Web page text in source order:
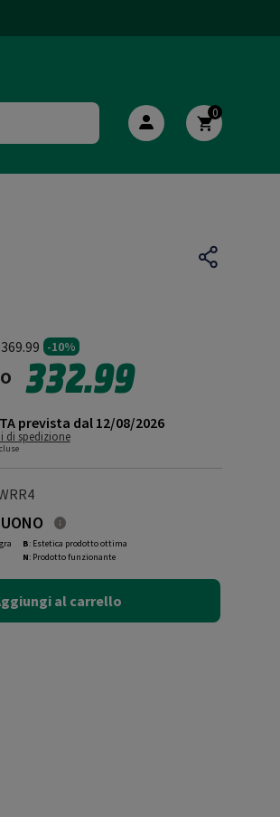
0
369.99 -10%
332.99
prevista dal 12/08/2026
di spedizione
B: Estetica prodotto ottima
N: Prodotto funzionante
al carrello